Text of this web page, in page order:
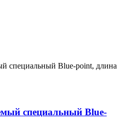
специальный Blue-